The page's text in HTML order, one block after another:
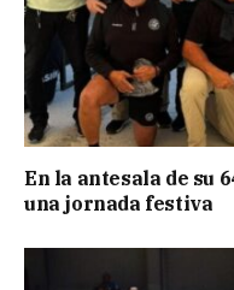
En la antesala de su
una jornada festiva